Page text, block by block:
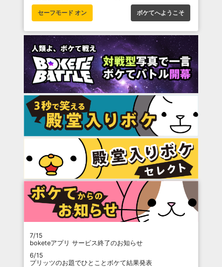
セーフモード オン ボケてへようこそ
7/15
boketeアプリ サービス終了のお知らせ
6/15
プリッツのお題でひとことボケて結果発表